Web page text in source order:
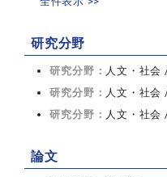
研究分野
研究分野： 人文・社会
研究分野： 人文・社会
研究分野： 人文・社会
論文